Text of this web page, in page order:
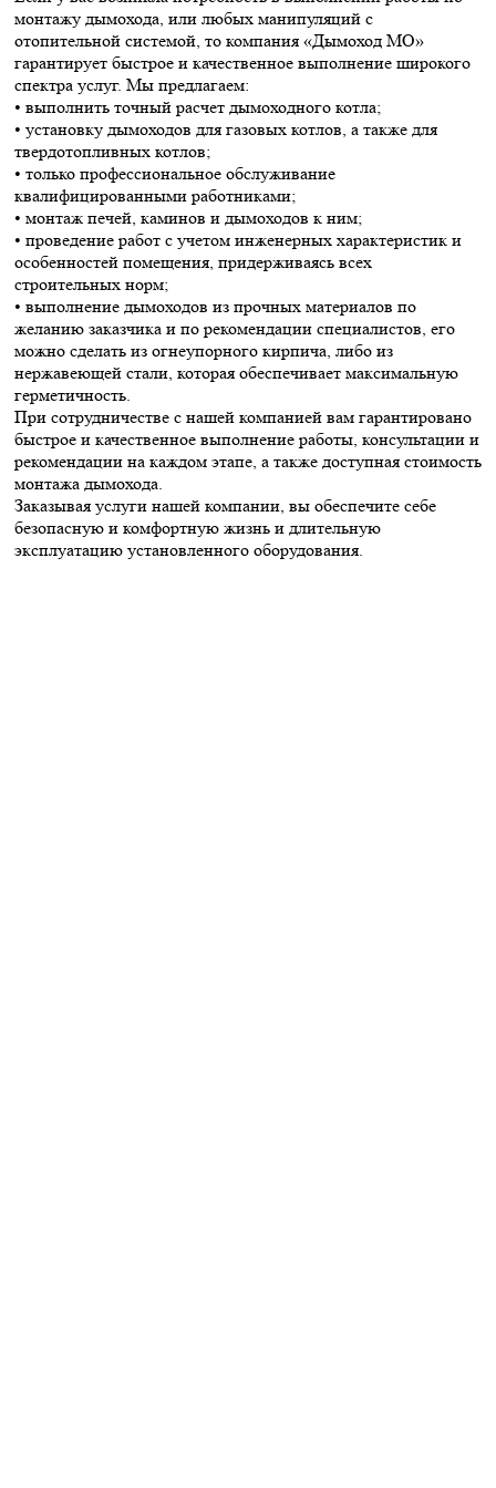
монтажу дымохода, или любых манипуляций с
отопительной системой, то компания «Дымоход МО»
гарантирует быстрое и качественное выполнение широкого
спектра услуг. Мы предлагаем:
• выполнить точный расчет дымоходного котла;
• установку дымоходов для газовых котлов, а также для
твердотопливных котлов;
• только профессиональное обслуживание
квалифицированными работниками;
• монтаж печей, каминов и дымоходов к ним;
• проведение работ с учетом инженерных характеристик и
особенностей помещения, придерживаясь всех
строительных норм;
• выполнение дымоходов из прочных материалов по
желанию заказчика и по рекомендации специалистов, его
можно сделать из огнеупорного кирпича, либо из
нержавеющей стали, которая обеспечивает максимальную
герметичность.
При сотрудничестве с нашей компанией вам гарантировано
быстрое и качественное выполнение работы, консультации и
рекомендации на каждом этапе, а также доступная стоимость
монтажа дымохода.
Заказывая услуги нашей компании, вы обеспечите себе
безопасную и комфортную жизнь и длительную
эксплуатацию установленного оборудования.